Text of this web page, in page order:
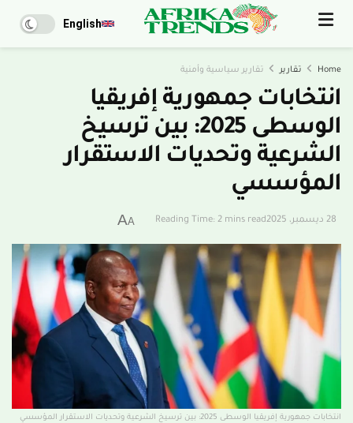
English
Home تقارير تقارير سياسية وأمنية
انتخابات جمهورية إفريقيا
الوسطى 2025: بين ترسيخ
الشرعية وتحديات الاستقرار
المؤسسي
28 ديسمبر، 2025 Reading Time: 2 mins read
A
A
انتخابات جمهورية إفريقيا الوسطى 2025: بين ترسيخ الشرعية وتحديات الاستقرار المؤسسي